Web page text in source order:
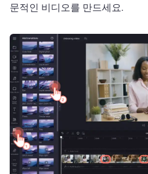
문적인 비디오를 만드세요.